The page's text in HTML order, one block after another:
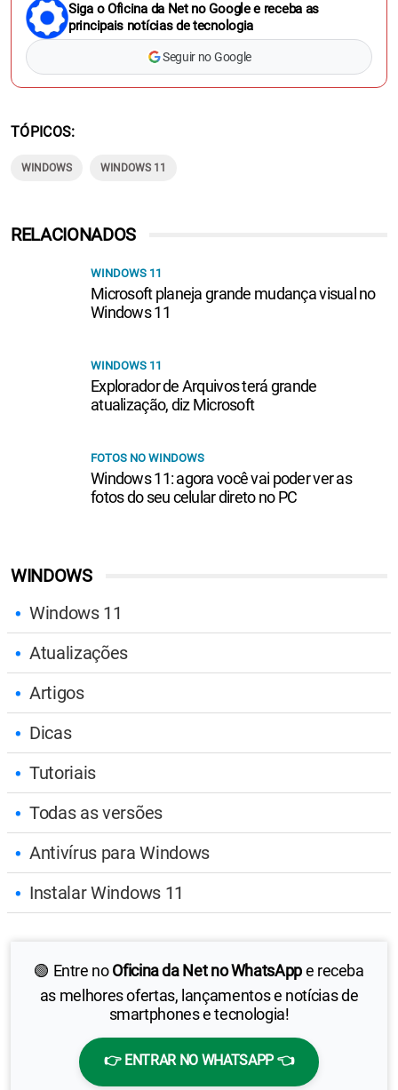
Siga o Oficina da Net no Google e receba as
principais notícias de tecnologia
Seguir no Google
TÓPICOS
WINDOWS WINDOWS 11
WINDOWS
Windows 11
Atualizações
Artigos
Dicas
Tutoriais
Todas as versões
Antivírus para Windows
Instalar Windows 11
🟢 Entre noOficina da Net no WhatsAppe receba
as melhores ofertas, lançamentos e notícias de
smartphones e tecnologia!
👉 ENTRAR NO WHATSAPP 👈
RELACIONADOS
WINDOWS 11
Microsoft planeja grande mudança visual no
Windows 11
WINDOWS 11
Explorador de Arquivos terá grande
atualização, diz Microsoft
FOTOS NO WINDOWS
Windows 11: agora você vai poder ver as
fotos do seu celular direto no PC